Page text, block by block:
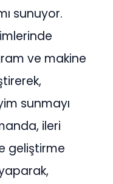
sunuyor.
ve makine
sunmayı
ileri
geliştirme